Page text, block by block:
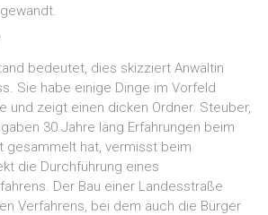
bedeutet, dies skizziert Anwältin
Sie habe einige Dinge im Vorfeld
und zeigt einen dicken Ordner. Steuber,
30 Jahre lang Erfahrungen beim
gesammelt hat, vermisst beim
die Durchführung eines
Der Bau einer Landesstraße
Verfahrens, bei dem auch die Bürger